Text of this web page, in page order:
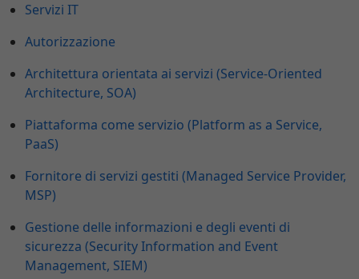
Servizi IT
Autorizzazione
Architettura orientata ai servizi (Service-Oriented
Architecture, SOA)
Piattaforma come servizio (Platform as a Service,
PaaS)
Fornitore di servizi gestiti (Managed Service Provider,
MSP)
Gestione delle informazioni e degli eventi di
sicurezza (Security Information and Event
Management, SIEM)